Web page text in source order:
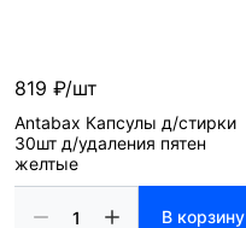
819 ₽/шт
Antabax Капсулы д/стирки
30шт д/удаления пятен
желтые
В корзину